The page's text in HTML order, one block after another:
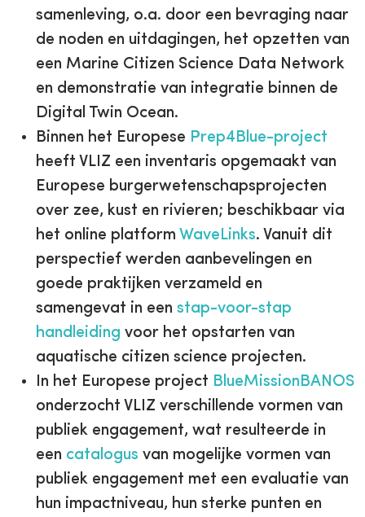
samenleving, o.a. door een bevraging naar
de noden en uitdagingen, het opzetten van
een Marine Citizen Science Data Network
en demonstratie van integratie binnen de
Digital Twin Ocean.
Binnen het Europese Prep4Blue-project
heeft VLIZ een inventaris opgemaakt van
Europese burgerwetenschapsprojecten
over zee, kust en rivieren; beschikbaar via
het online platform WaveLinks. Vanuit dit
perspectief werden aanbevelingen en
goede praktijken verzameld en
samengevat in een stap-voor-stap
handleiding voor het opstarten van
aquatische citizen science projecten.
In het Europese project BlueMissionBANOS
onderzocht VLIZ verschillende vormen van
publiek engagement, wat resulteerde in
een catalogus van mogelijke vormen van
publiek engagement met een evaluatie van
hun impactniveau, hun sterke punten en